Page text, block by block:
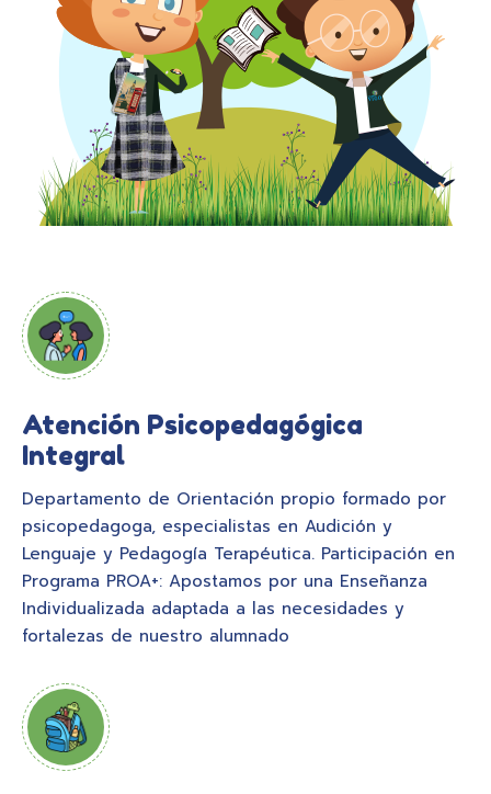
Atención Psicopedagógica
Integral
Departamento de Orientación propio formado por
psicopedagoga, especialistas en Audición y
Lenguaje y Pedagogía Terapéutica. Participación en
Programa PROA+: Apostamos por una Enseñanza
Individualizada adaptada a las necesidades y
fortalezas de nuestro alumnado